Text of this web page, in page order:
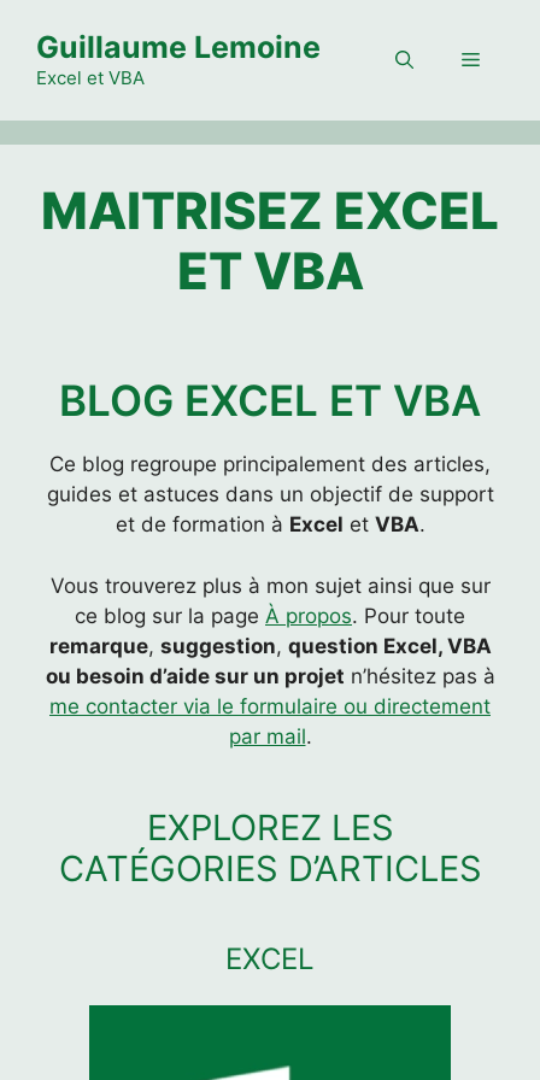
contenu
Guillaume Lemoine
Excel et VBA
Menu
MAITRISEZ EXCEL
ET VBA
BLOG EXCEL ET VBA
Ce blog regroupe principalement des articles,
guides et astuces dans un objectif de support
et de formation à Excel et VBA.
Vous trouverez plus à mon sujet ainsi que sur
ce blog sur la page À propos. Pour toute
remarque, suggestion, question Excel, VBA
ou besoin d’aide sur un projet n’hésitez pas à
me contacter via le formulaire ou directement
par mail.
EXPLOREZ LES
CATÉGORIES D’ARTICLES
EXCEL